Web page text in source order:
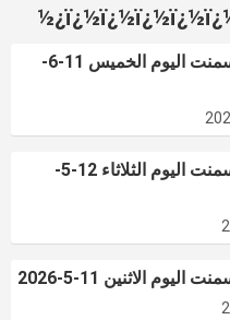
أسعار الحديد والأسمنت اليوم الخميس 11-6-
أسعار الحديد والأسمنت اليوم الثلاثاء 12-5-
الاثنين 11-5-2026